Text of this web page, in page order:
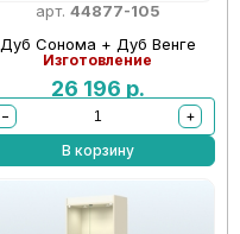
арт. 44877-105
Дуб Сонома + Дуб Венге
Изготовление
26 196 р.
−
+
В корзину